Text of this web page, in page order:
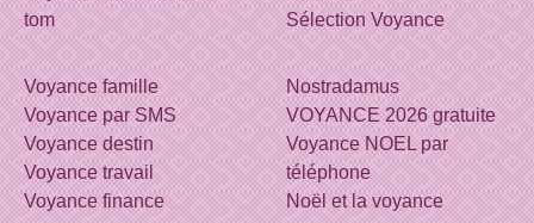
tom
Sélection Voyance
Voyance famille
Voyance par SMS
Voyance destin
Voyance travail
Voyance finance
Nostradamus
VOYANCE 2026 gratuite
Voyance NOEL par
téléphone
Noël et la voyance